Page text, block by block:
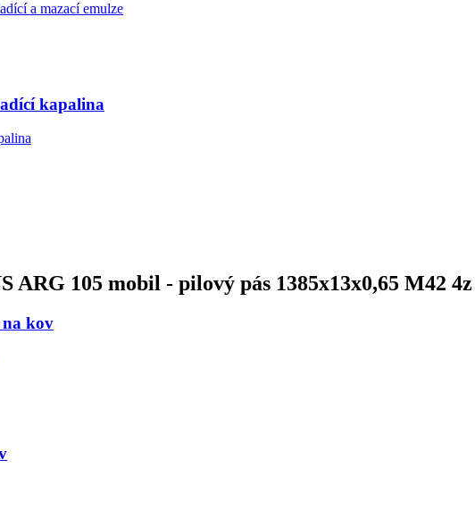
kapalina
ARG 105 mobil - pilový pás 1385x13x0,65 M42 4z
kov